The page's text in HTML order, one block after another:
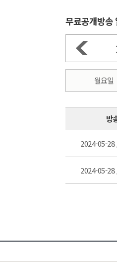
무료공개방송
월요일
방
2024-05-
2024-05-